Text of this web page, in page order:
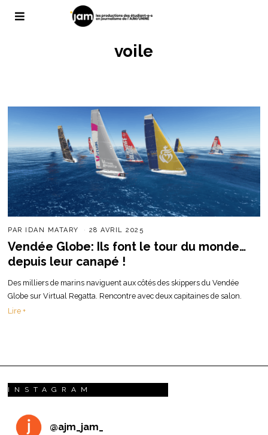
voile
PAR IDAN MATARY 28 AVRIL 2025
Vendée Globe: Ils font le tour du monde…
depuis leur canapé !
Des milliers de marins naviguent aux côtés des skippers du Vendée
Globe sur Virtual Regatta. Rencontre avec deux capitaines de salon.
Lire +
INSTAGRAM
@ajm_jam_